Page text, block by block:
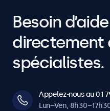
Besoin
directement
spécialistes.
Appelez-nous au 01
Lun–Ven,